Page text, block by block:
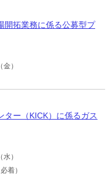
開拓業務に係る公募型プ
）
ター（KICK）に係るガス
）
着）